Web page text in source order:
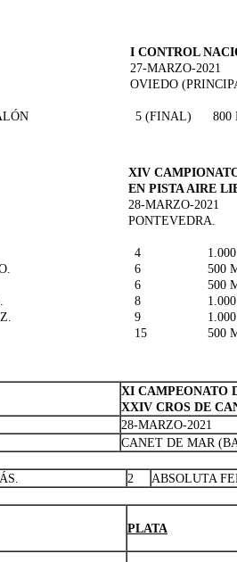
I CONTROL
27-MARZO-2021
OVIEDO
5 (FINAL) 800
XIV
EN PISTA AIRE
28-MARZO-2021
PONTEVEDRA.
4
6
500
6
500
8
9
15 500
XI CAMPEONATO
XXIV CROS DE
28-MARZO-2021
CANET DE MAR
2
ABSOLUTA
PLATA